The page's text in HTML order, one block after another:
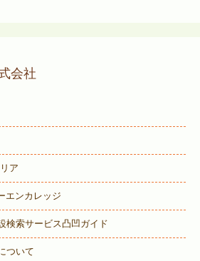
会社
ア
エンカレッジ
検索サービス凸凹ガイド
ついて